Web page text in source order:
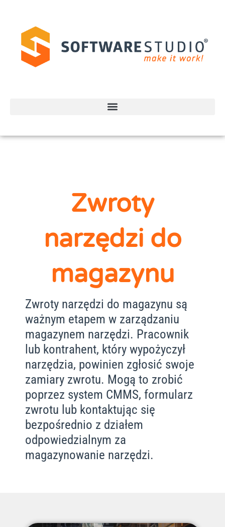
Zwroty
narzędzi do
magazynu
Zwroty narzędzi do magazynu są
ważnym etapem w zarządzaniu
magazynem narzędzi. Pracownik
lub kontrahent, który wypożyczył
narzędzia, powinien zgłosić swoje
zamiary zwrotu. Mogą to zrobić
poprzez system CMMS, formularz
zwrotu lub kontaktując się
bezpośrednio z działem
odpowiedzialnym za
magazynowanie narzędzi.